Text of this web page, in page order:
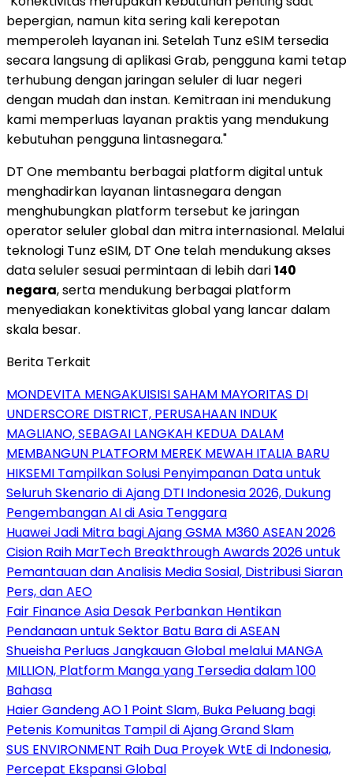
bepergian, namun kita sering kali kerepotan
memperoleh layanan ini. Setelah Tunz eSIM tersedia
secara langsung di aplikasi Grab, pengguna kami tetap
terhubung dengan jaringan seluler di luar negeri
dengan mudah dan instan. Kemitraan ini mendukung
kami memperluas layanan praktis yang mendukung
kebutuhan pengguna lintasnegara."
DT One membantu berbagai platform digital untuk
menghadirkan layanan lintasnegara dengan
menghubungkan platform tersebut ke jaringan
operator seluler global dan mitra internasional. Melalui
teknologi Tunz eSIM, DT One telah mendukung akses
data seluler sesuai permintaan di lebih dari140
negara, serta mendukung berbagai platform
menyediakan konektivitas global yang lancar dalam
skala besar.
Berita Terkait
MONDEVITA MENGAKUISISI SAHAM MAYORITAS DI
UNDERSCORE DISTRICT, PERUSAHAAN INDUK
MAGLIANO, SEBAGAI LANGKAH KEDUA DALAM
MEMBANGUN PLATFORM MEREK MEWAH ITALIA BARU
HIKSEMI Tampilkan Solusi Penyimpanan Data untuk
Seluruh Skenario di Ajang DTI Indonesia 2026, Dukung
Pengembangan AI di Asia Tenggara
Huawei Jadi Mitra bagi Ajang GSMA M360 ASEAN 2026
Cision Raih MarTech Breakthrough Awards 2026 untuk
Pemantauan dan Analisis Media Sosial, Distribusi Siaran
Pers, dan AEO
Fair Finance Asia Desak Perbankan Hentikan
Pendanaan untuk Sektor Batu Bara di ASEAN
Shueisha Perluas Jangkauan Global melalui MANGA
MILLION, Platform Manga yang Tersedia dalam 100
Bahasa
Haier Gandeng AO 1 Point Slam, Buka Peluang bagi
Petenis Komunitas Tampil di Ajang Grand Slam
SUS ENVIRONMENT Raih Dua Proyek WtE di Indonesia,
Percepat Ekspansi Global